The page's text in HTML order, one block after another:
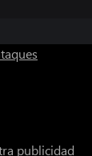
publicidad